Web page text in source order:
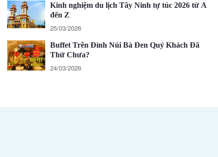
Kinh nghiệm du lịch Tây Ninh tự túc 2026 từ A
đến Z
25/03/2026
Buffet Trên Đỉnh Núi Bà Đen Quý Khách Đã
Thử Chưa?
24/03/2026